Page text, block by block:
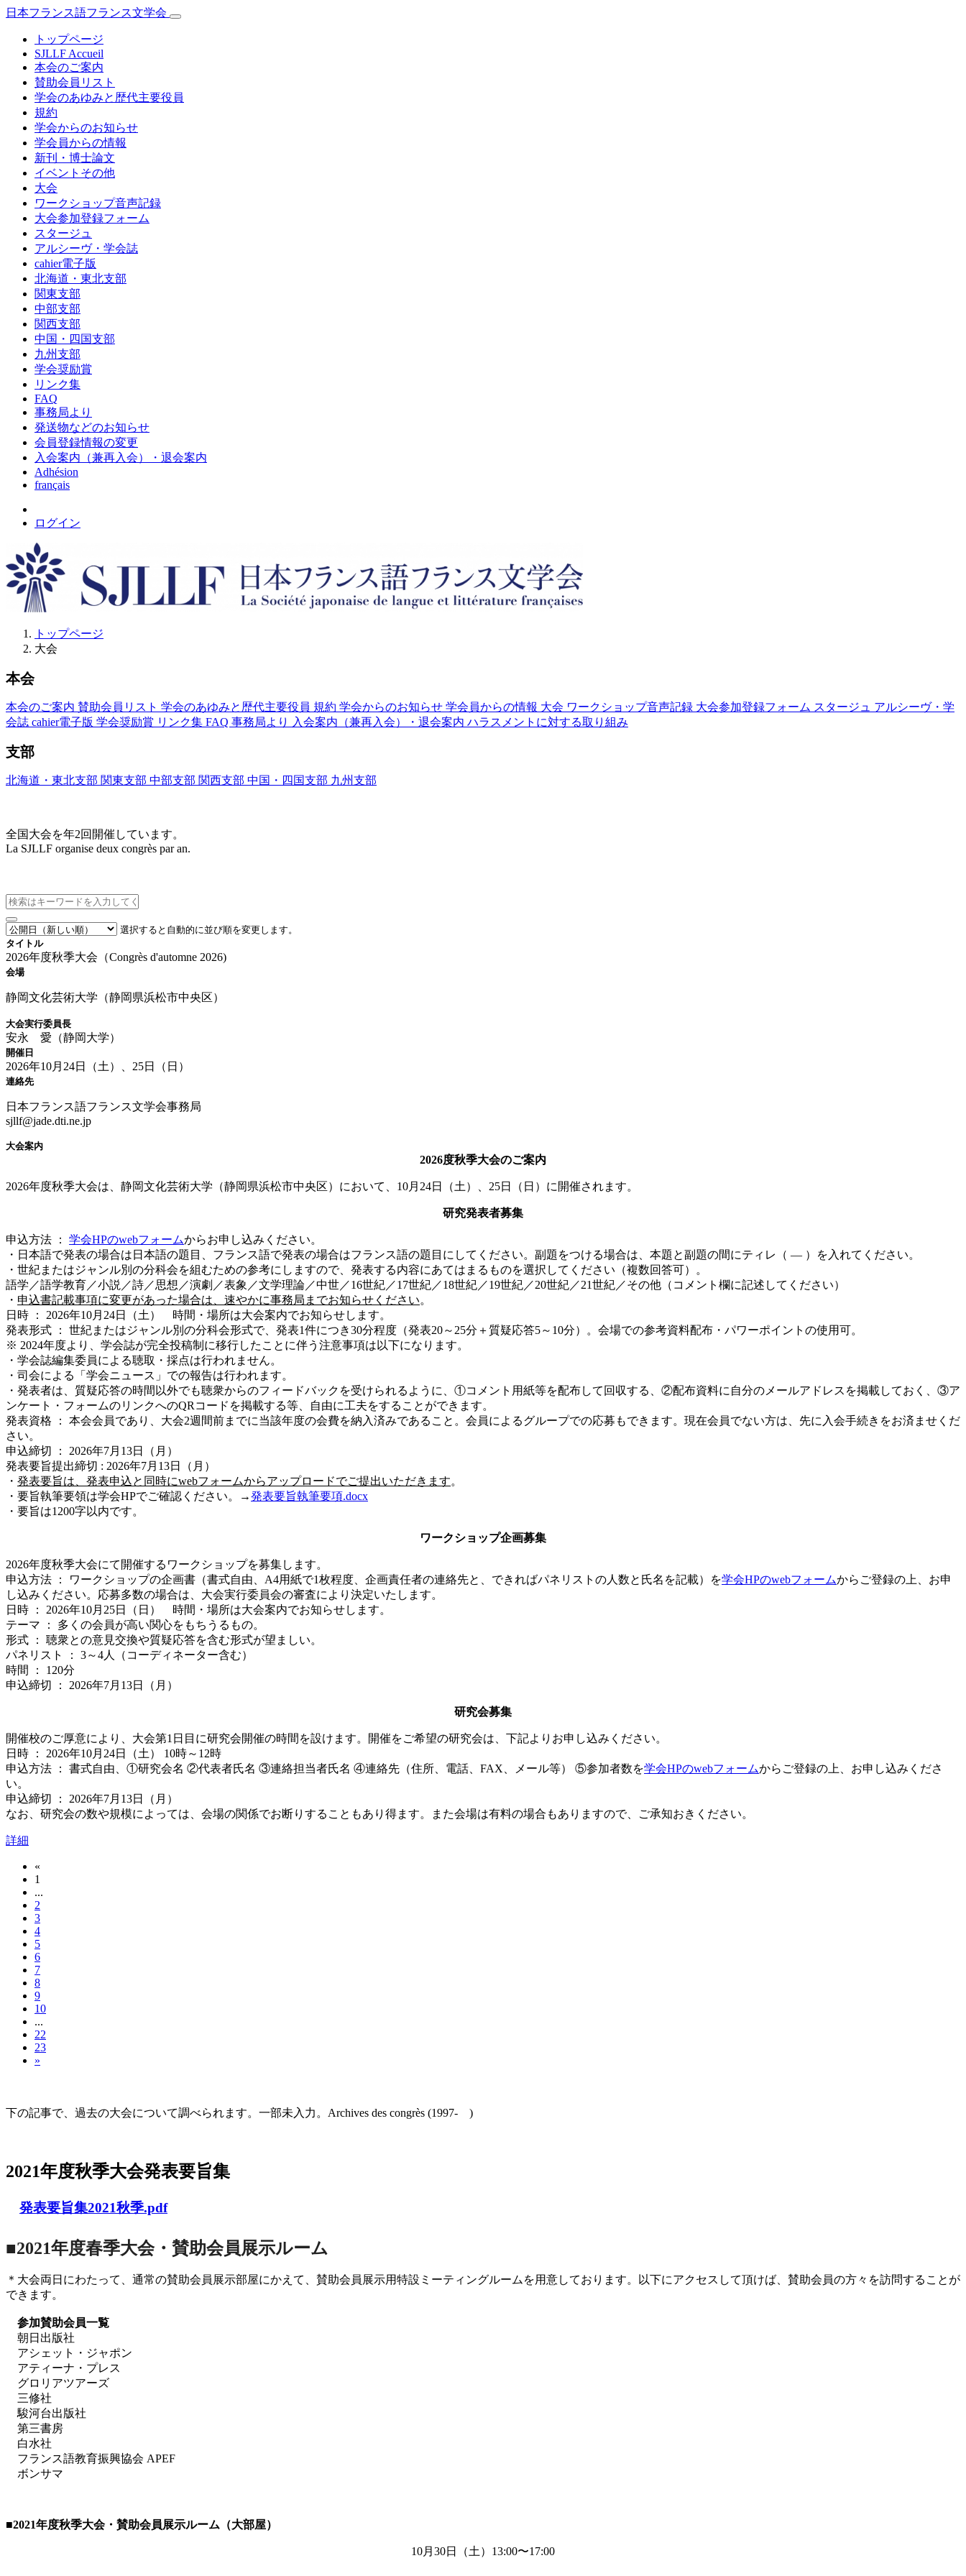
日本フランス語フランス文学会
トップページ
SJLLF Accueil
本会のご案内
賛助会員リスト
学会のあゆみと歴代主要役員
規約
学会からのお知らせ
学会員からの情報
新刊・博士論文
イベントその他
大会
ワークショップ音声記録
大会参加登録フォーム
スタージュ
アルシーヴ・学会誌
cahier電子版
北海道・東北支部
関東支部
中部支部
関西支部
中国・四国支部
九州支部
学会奨励賞
リンク集
FAQ
事務局より
発送物などのお知らせ
会員登録情報の変更
入会案内（兼再入会）・退会案内
Adhésion
français
ログイン
トップページ
大会
本会
本会のご案内 賛助会員リスト 学会のあゆみと歴代主要役員 規約 学会からのお知らせ 学会員からの情報 大会 ワークショップ音声記録 大会参加登録フォーム スタージュ アルシーヴ・学
会誌 cahier電子版 学会奨励賞 リンク集 FAQ 事務局より 入会案内（兼再入会）・退会案内 ハラスメントに対する取り組み
支部
北海道・東北支部 関東支部 中部支部 関西支部 中国・四国支部 九州支部
全国大会を年2回開催しています。
La SJLLF organise deux congrès par an.
選択すると自動的に並び順を変更します。
タイトル
2026年度秋季大会（Congrès d'automne 2026)
会場
静岡文化芸術大学（静岡県浜松市中央区）
大会実行委員長
安永 愛（静岡大学）
開催日
2026年10月24日（土）、25日（日）
連絡先
日本フランス語フランス文学会事務局
sjllf@jade.dti.ne.jp
大会案内
2026度秋季大会のご案内
2026年度秋季大会は、静岡文化芸術大学（静岡県浜松市中央区）において、10月24日（土）、25日（日）に開催されます。
研究発表者募集
申込方法 ： 学会HPのwebフォームからお申し込みください。
・日本語で発表の場合は日本語の題目、フランス語で発表の場合はフランス語の題目にしてください。副題をつける場合は、本題と副題の間にティレ（ ― ）を入れてください。
・世紀またはジャンル別の分科会を組むための参考にしますので、発表する内容にあてはまるものを選択してください（複数回答可）。
語学／語学教育／小説／詩／思想／演劇／表象／文学理論／中世／16世紀／17世紀／18世紀／19世紀／20世紀／21世紀／その他（コメント欄に記述してください）
・ 申込書記載事項に変更があった場合は、速やかに事務局までお知らせください。
日時 ： 2026年10月24日（土） 時間・場所は大会案内でお知らせします。
発表形式 ： 世紀またはジャンル別の分科会形式で、発表1件につき30分程度（発表20～25分＋質疑応答5～10分）。会場での参考資料配布・パワーポイントの使用可。
※ 2024年度より、学会誌が完全投稿制に移行したことに伴う注意事項は以下になります。
・学会誌編集委員による聴取・採点は行われません。
・司会による「学会ニュース」での報告は行われます。
・発表者は、質疑応答の時間以外でも聴衆からのフィードバックを受けられるように、①コメント用紙等を配布して回収する、②配布資料に自分のメールアドレスを掲載しておく、③ア
ンケート・フォームのリンクへのQRコードを掲載する等、自由に工夫をすることができます。
発表資格 ： 本会会員であり、大会2週間前までに当該年度の会費を納入済みであること。会員によるグループでの応募もできます。現在会員でない方は、先に入会手続きをお済ませくだ
さい。
申込締切 ： 2026年7月13日（月）
発表要旨提出締切 : 2026年7月13日（月）
・ 発表要旨は、発表申込と同時にwebフォームからアップロードでご提出いただきます。
・要旨執筆要領は学会HPでご確認ください。→発表要旨執筆要項.docx
・要旨は1200字以内です。
ワークショップ企画募集
2026年度秋季大会にて開催するワークショップを募集します。
申込方法 ： ワークショップの企画書（書式自由、A4用紙で1枚程度、企画責任者の連絡先と、できればパネリストの人数と氏名を記載）を学会HPのwebフォームからご登録の上、お申
し込みください。応募多数の場合は、大会実行委員会の審査により決定いたします。
日時 ： 2026年10月25日（日） 時間・場所は大会案内でお知らせします。
テーマ ： 多くの会員が高い関心をもちうるもの。
形式 ： 聴衆との意見交換や質疑応答を含む形式が望ましい。
パネリスト ： 3～4人（コーディネーター含む）
時間 ： 120分
申込締切 ： 2026年7月13日（月）
研究会募集
開催校のご厚意により、大会第1日目に研究会開催の時間を設けます。開催をご希望の研究会は、下記よりお申し込みください。
日時 ： 2026年10月24日（土） 10時～12時
申込方法 ： 書式自由、①研究会名 ②代表者氏名 ③連絡担当者氏名 ④連絡先（住所、電話、FAX、メール等） ⑤参加者数を学会HPのwebフォームからご登録の上、お申し込みくださ
い。
申込締切 ： 2026年7月13日（月）
なお、研究会の数や規模によっては、会場の関係でお断りすることもあり得ます。また会場は有料の場合もありますので、ご承知おきください。
詳細
«
1
...
2
3
4
5
6
7
8
9
10
...
22
23
»
下の記事で、過去の大会について調べられます。一部未入力。Archives des congrès (1997- )
2021年度秋季大会発表要旨集
発表要旨集2021秋季.pdf
■2021年度春季大会・賛助会員展示ルーム
＊大会両日にわたって、通常の賛助会員展示部屋にかえて、賛助会員展示用特設ミーティングルームを用意しております。以下にアクセスして頂けば、賛助会員の方々を訪問することが
できます。
参加賛助会員一覧
朝日出版社
アシェット・ジャポン
アティーナ・プレス
グロリアツアーズ
三修社
駿河台出版社
第三書房
白水社
フランス語教育振興協会 APEF
ボンサマ
■2021年度秋季大会・賛助会員展示ルーム（大部屋）
10月 30日（土） 13:00〜17:00